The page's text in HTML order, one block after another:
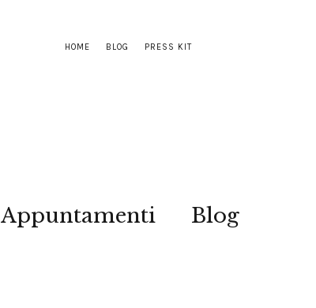
HOME BLOG PRESS KIT
Appuntamenti Blog